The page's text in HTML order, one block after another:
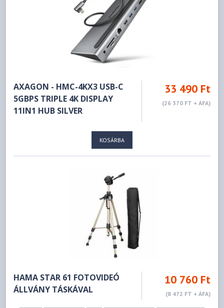
AXAGON - HMC-4KX3 USB-C
5GBPS TRIPLE 4K DISPLAY
11IN1 HUB SILVER
33 490 Ft
(26 370 FT + ÁFA)
KOSÁRBA
HAMA STAR 61 FOTOVIDEÓ
ÁLLVÁNY TÁSKÁVAL
10 760 Ft
(8 472 FT + ÁFA)